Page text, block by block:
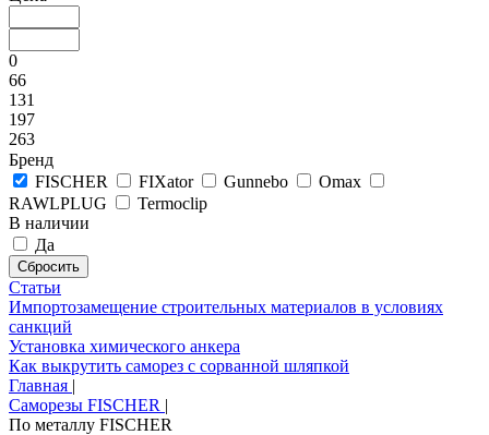
0
66
131
197
263
Бренд
FISCHER
FIXator Gunnebo
Omax
RAWLPLUG
Termoclip
В наличии
Да
Статьи
Импортозамещение строительных материалов в условиях
санкций
Установка химического анкера
Как выкрутить саморез с сорванной шляпкой
Главная |
Саморезы FISCHER |
По металлу FISCHER